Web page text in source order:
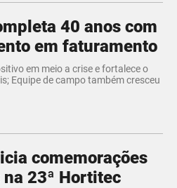
40 anos com
em faturamento
em meio a crise e fortalece o
Equipe de campo também cresceu
comemorações
23ª Hortitec